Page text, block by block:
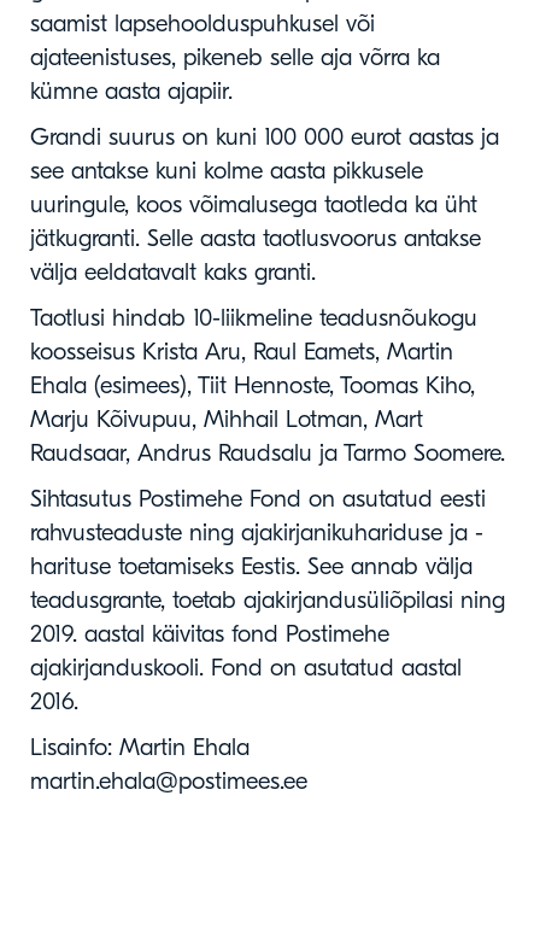
saamist lapsehoolduspuhkusel või
ajateenistuses, pikeneb selle aja võrra ka
kümne aasta ajapiir.
Grandi suurus on kuni 100 000 eurot aastas ja
see antakse kuni kolme aasta pikkusele
uuringule, koos võimalusega taotleda ka üht
jätkugranti. Selle aasta taotlusvoorus antakse
välja eeldatavalt kaks granti.
Taotlusi hindab 10-liikmeline teadusnõukogu
koosseisus Krista Aru, Raul Eamets, Martin
Ehala (esimees), Tiit Hennoste, Toomas Kiho,
Marju Kõivupuu, Mihhail Lotman, Mart
Raudsaar, Andrus Raudsalu ja Tarmo Soomere.
Sihtasutus Postimehe Fond on asutatud eesti
rahvusteaduste ning ajakirjanikuhariduse ja -
harituse toetamiseks Eestis. See annab välja
teadusgrante, toetab ajakirjandusüliõpilasi ning
2019. aastal käivitas fond Postimehe
ajakirjanduskooli. Fond on asutatud aastal
2016.
Lisainfo: Martin Ehala
martin.ehala@postimees.ee